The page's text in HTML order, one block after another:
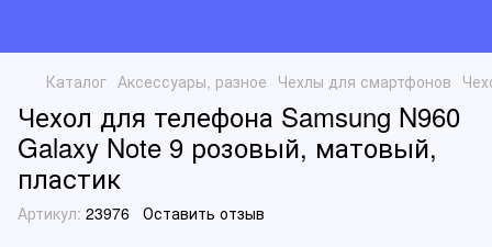
Каталог Аксессуары, разное Чехлы для смартфонов
Чехол для телефона Samsung N960
Galaxy Note 9 розовый, матовый,
пластик
Артикул: 23976 Оставить отзыв